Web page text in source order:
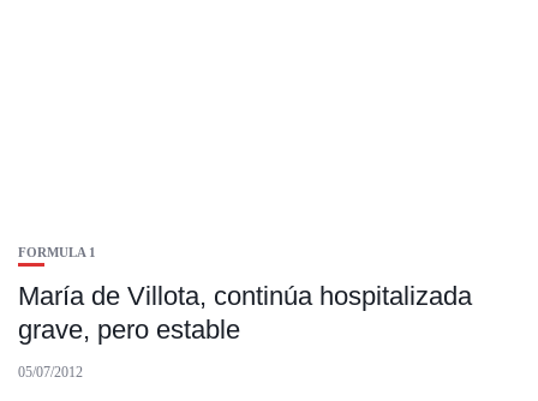
FORMULA 1
María de Villota, continúa hospitalizada
grave, pero estable
05/07/2012